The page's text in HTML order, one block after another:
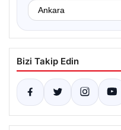
Bizi Takip Edin